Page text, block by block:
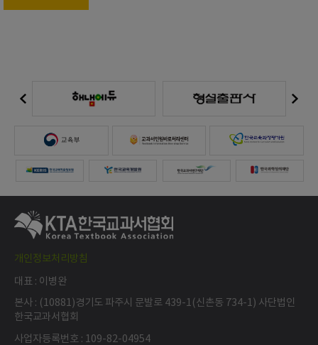
2. 개인정보의 수집 및 이용목적
3. 개인정보의 보유.이용 기간
개인정보 수집 및 이용목적이 달성된 후에는 해당 정
보를 지체없이 파기합니다.
보유이유 : 교과용도서 선정관련 불공정성 행위 증거
보유기간 : 법인규정에 의거 문서 파기시 까지
개인정보처리방침
대표 : 이병완
본사 : (10881)경기도 파주시 문발로 439-1(신촌동 734-1) 사단법인
한국교과서협회
사업자등록번호 : 109-82-04954